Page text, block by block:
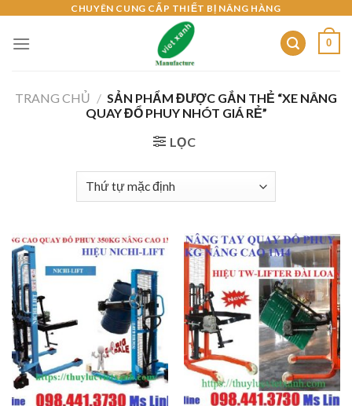
content
CHUYÊN CUNG CẤP THIẾT BỊ NÂNG HÀNG
0
TRANG CHỦ / SẢN PHẨM ĐƯỢC GẮN THẺ “XE NÂNG
QUAY ĐỔ PHUY NHÓT GIÁ RẺ”
LỌC